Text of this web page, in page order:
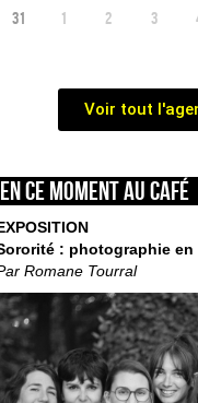
31 1 2 3
Voir tout
En ce moment au café
: photographie
Romane Tourral